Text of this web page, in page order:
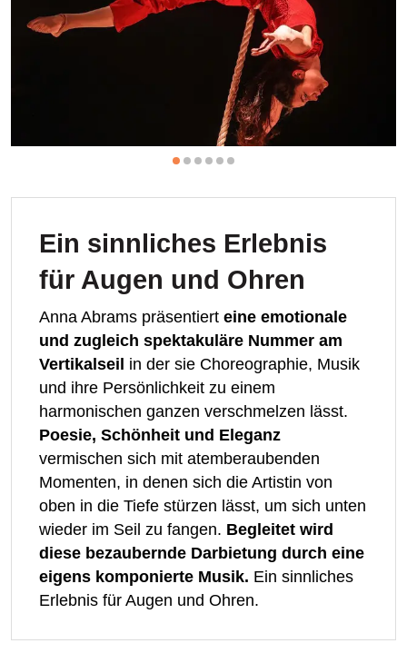
Ein sinnliches Erlebnis
für Augen und Ohren
Anna Abrams präsentiert eine emotionale
und zugleich spektakuläre Nummer am
Vertikalseil in der sie Choreographie, Musik
und ihre Persönlichkeit zu einem
harmonischen ganzen verschmelzen lässt.
Poesie, Schönheit und Eleganz
vermischen sich mit atemberaubenden
Momenten, in denen sich die Artistin von
oben in die Tiefe stürzen lässt, um sich unten
wieder im Seil zu fangen. Begleitet wird
diese bezaubernde Darbietung durch eine
eigens komponierte Musik. Ein sinnliches
Erlebnis für Augen und Ohren.